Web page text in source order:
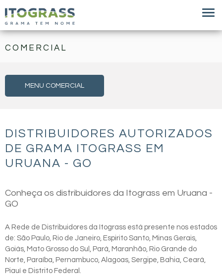
COMERCIAL
MENU COMERCIAL
DISTRIBUIDORES AUTORIZADOS
DE GRAMA ITOGRASS EM
URUANA - GO
Conheça os distribuidores da Itograss em Uruana -
GO
A Rede de Distribuidores da Itograss está presente nos estados
de: São Paulo, Rio de Janeiro, Espirito Santo, Minas Gerais,
Goiás, Mato Grosso do Sul, Pará, Maranhão, Rio Grande do
Norte, Paraíba, Pernambuco, Alagoas, Sergipe, Bahia, Ceará,
Piauí e Distrito Federal.